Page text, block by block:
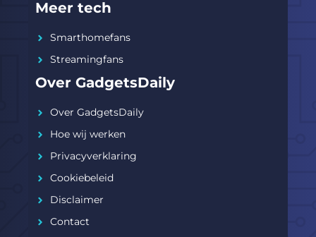
Meer tech
Smarthomefans
Streamingfans
Over GadgetsDaily
Over GadgetsDaily
Hoe wij werken
Privacyverklaring
Cookiebeleid
Disclaimer
Contact